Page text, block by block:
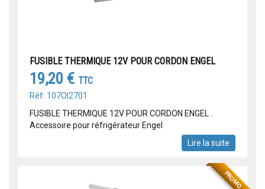
FUSIBLE THERMIQUE 12V POUR CORDON ENGEL
19,20 € TTC
Réf: 107OI2701
FUSIBLE THERMIQUE 12V POUR CORDON ENGEL .
Accessoire pour réfrigérateur Engel
Lire la suite
PROMO